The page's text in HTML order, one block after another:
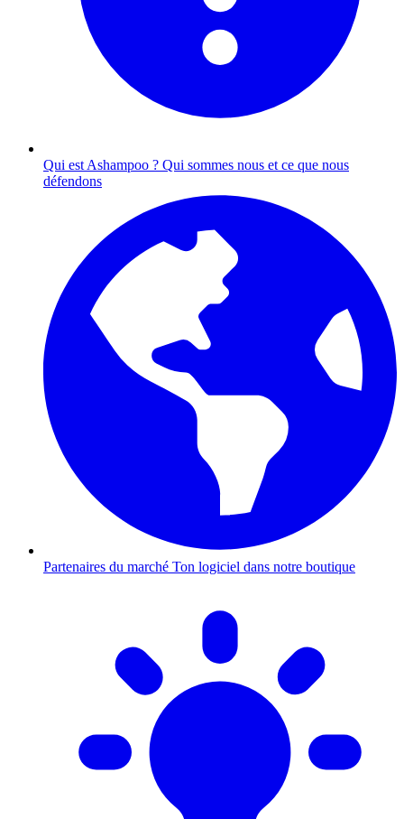
Qui est Ashampoo ? Qui sommes nous et ce que nous
défendons
Partenaires du marché Ton logiciel dans notre boutique